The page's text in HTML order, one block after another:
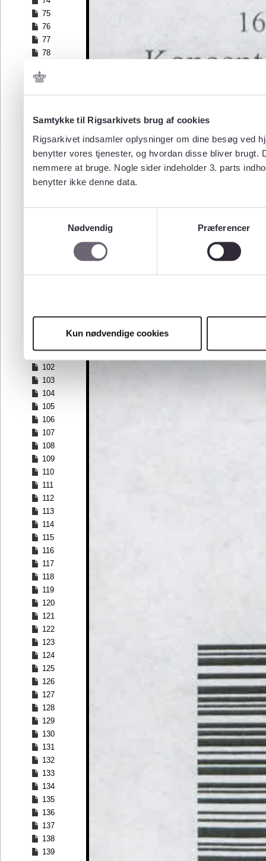
Samtykke til Rigsarkivets brug af cookies
Rigsarkivet indsamler oplysninger om dine besøg ved
benytter vores tjenester, og hvordan disse bliver
nemmere at bruge. Nogle sider indeholder 3. parts
benytter ikke denne data.
Nødvendig
Præferencer
Kun nødvendige cookies
75
76
77
78
80
83
85
86
87
88
90
95
98
101
102
103
104
105
106
107
108
109
110
111
112
113
114
115
116
117
118
119
120
121
122
123
124
125
126
127
128
129
130
131
132
133
134
135
136
137
138
139